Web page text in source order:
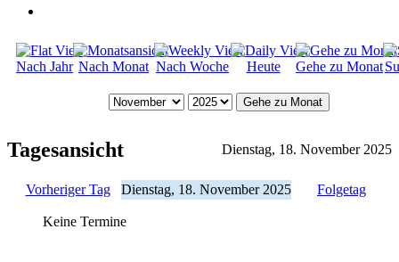
Nach Jahr Nach Monat Nach Woche Heute Gehe zu Monat
Gehe zu Monat
Tagesansicht Dienstag, 18. November 2025
Vorheriger Tag Dienstag, 18. November 2025 Folgetag
Keine Termine